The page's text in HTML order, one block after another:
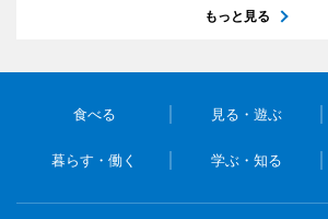
もっと見る
食べる 見る・遊ぶ
暮らす・働く 学ぶ・知る